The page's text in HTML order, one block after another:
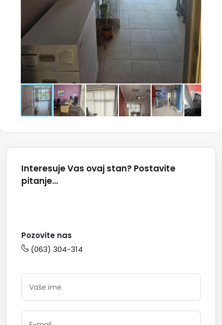
Interesuje Vas ovaj stan? Postavite
pitanje...
Pozovite nas
(063) 304-314